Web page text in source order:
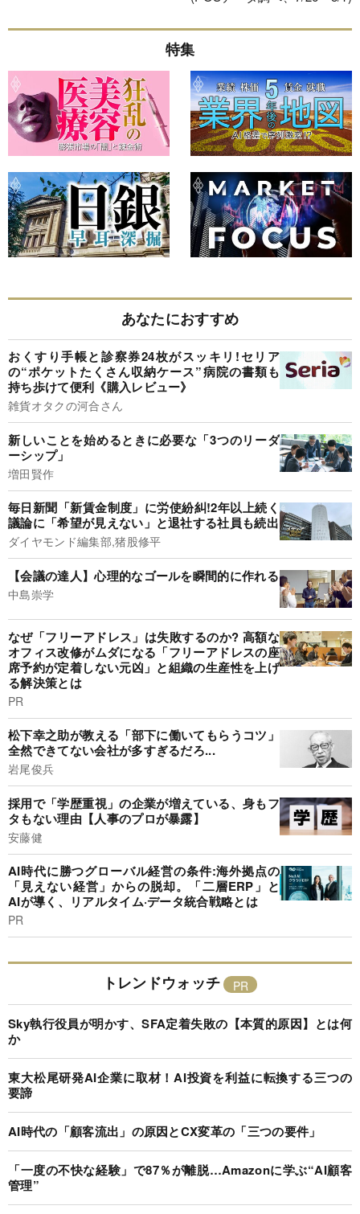
特集
あなたにおすすめ
おくすり手帳と診察券24枚がスッキリ!セリア
の“ポケットたくさん収納ケース”病院の書類も
持ち歩けて便利《購入レビュー》
雑貨オタクの河合さん
新しいことを始めるときに必要な「3つのリーダ
ーシップ」
増田賢作
毎日新聞「新賃金制度」に労使紛糾!2年以上続く
議論に「希望が見えない」と退社する社員も続出
ダイヤモンド編集部,猪股修平
【会議の達人】心理的なゴールを瞬間的に作れる
中島崇学
なぜ「フリーアドレス」は失敗するのか? 高額な
オフィス改修がムダになる「フリーアドレスの座
席予約が定着しない元凶」と組織の生産性を上げ
る解決策とは
PR
松下幸之助が教える「部下に働いてもらうコツ」
全然できてない会社が多すぎるだろ...
岩尾俊兵
採用で「学歴重視」の企業が増えている、身もフ
タもない理由【人事のプロが暴露】
安藤健
AI時代に勝つグローバル経営の条件:海外拠点の
「見えない経営」からの脱却。「二層ERP」と
AIが導く、リアルタイム·データ統合戦略とは
PR
トレンドウォッチ
Sky執行役員が明かす、SFA定着失敗の【本質的原因】とは何
か
東大松尾研発AI企業に取材！AI投資を利益に転換する三つの
要諦
AI時代の「顧客流出」の原因とCX変革の「三つの要件」
「一度の不快な経験」で87％が離脱…Amazonに学ぶ“AI顧客
管理”